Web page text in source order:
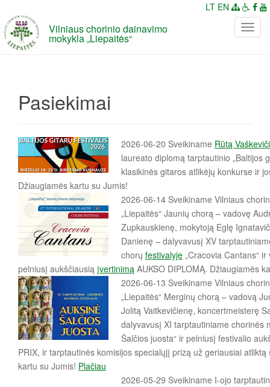
P
i
n
a
i
g
a
c
i
j
a
Vilniaus chorinio dainavimo
mokykla „Liepaitės“
LT EN
Pasiekimai
2026-06-20 Sveikiname Rūtą
laureato diplomą tarptautinio „Baltijos
klasikinės gitaros atlikėjų konkurse ir
Džiaugiamės kartu su Jumis!
2026-06-14 Sveikiname Vilniaus
„Liepaitės“ Jaunių chorą – vadovę
Zupkauskienę, mokytoją Eglę
Danienę – dalyvavusį XV
chorų festivalyje „Cracovia Cantans“
pelniusį aukščiausią įvertinimą AUKSO DIPLOMĄ. Džiaugiamės
2026-06-13 Sveikiname Vilniaus
„Liepaitės“ Merginų chorą – vadovą
Jolitą Vaitkevičienę, koncertmeisterę
dalyvavusį XI tarptautiniame chorinės
Šalčios juosta“ ir pelniusį festivalio
PRIX, ir tarptautinės komisijos specialųjį prizą už geriausiai
kartu su Jumis! Plačiau
2026-05-29 Sveikiname I-ojo